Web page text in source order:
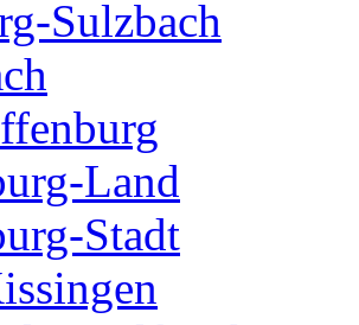
Sulzbach
Land
Stadt